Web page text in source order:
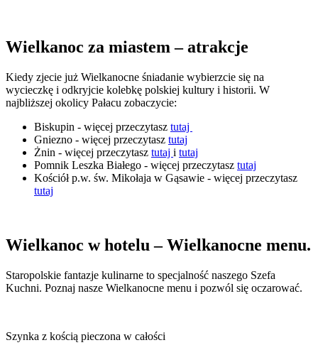
Wielkanoc za miastem – atrakcje
Kiedy zjecie już Wielkanocne śniadanie wybierzcie się na
wycieczkę i odkryjcie kolebkę polskiej kultury i historii. W
najbliższej okolicy Pałacu zobaczycie:
Biskupin - więcej przeczytasz tutaj
Gniezno - więcej przeczytasz tutaj
Żnin - więcej przeczytasz tutaj i tutaj
Pomnik Leszka Białego - więcej przeczytasz tutaj
Kościół p.w. św. Mikołaja w Gąsawie - więcej przeczytasz
tutaj
Wielkanoc w hotelu – Wielkanocne menu.
­­Staropolskie fantazje kulinarne to specjalność naszego Szefa
Kuchni. Poznaj nasze Wielkanocne menu i pozwól się oczarować.
Szynka z kością pieczona w całości